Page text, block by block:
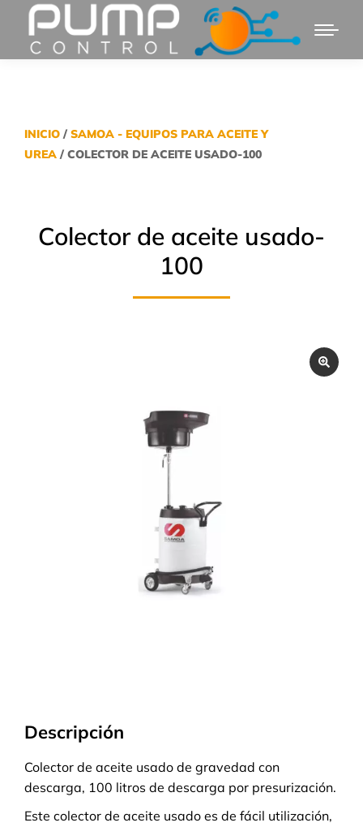
INICIO / SAMOA - EQUIPOS PARA ACEITE Y
UREA / COLECTOR DE ACEITE USADO-100
Colector de aceite usado-
100
Descripción
Colector de aceite usado de gravedad con
descarga, 100 litros de descarga por presurización.
Este colector de aceite usado es de fácil utilización,